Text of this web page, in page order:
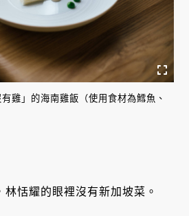
雞」的海南雞飯（使用食材為鱈魚、
恬耀的眼裡沒有新加坡菜。